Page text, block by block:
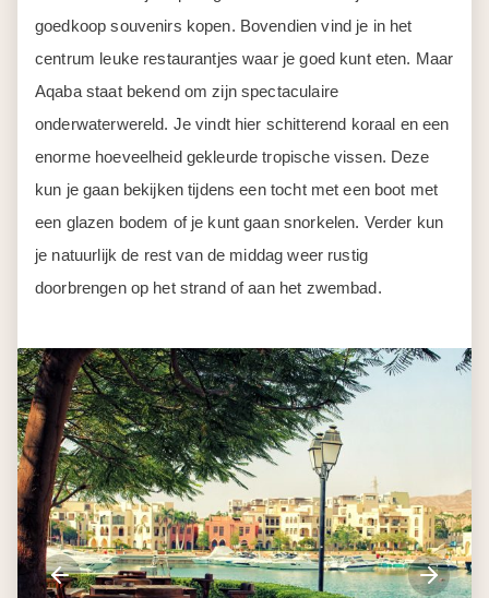
Dag 8
Aqaba – Dode Zee
Vandaag verruil je de Rode Zee voor de Dode Zee. De
Dode Zee is met 420 meter onder zeeniveau de laagste
plek op aarde! Het bijzondere aan de Dode Zee is het
verdampt waardoor het zout achterblijft. De hoge
zoutconcentratie is de reden dat je heel gemakkelijk blijft
drijven in het water. Laat je langzaam achterover zakken
en laat je gedragen worden door het water, terwijl je geniet
van je omgeving. Als je je van tevoren insmeert met
modder van de bodem van de zee, dit laat opdrogen en
het dan afspoelt in de Dode Zee, dan krijg je er ook nog
eens een hele zachte huid van.